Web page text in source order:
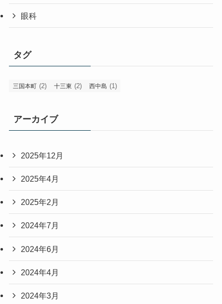
眼科
タグ
三国本町 (2) 十三東 (2) 西中島 (1)
アーカイブ
2025年12月
2025年4月
2025年2月
2024年7月
2024年6月
2024年4月
2024年3月